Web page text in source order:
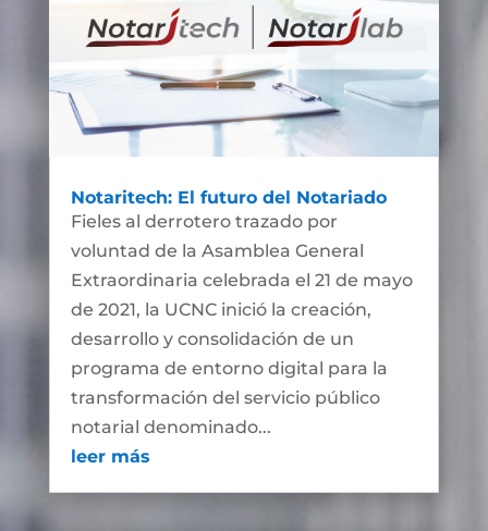
Notaritech: El futuro del Notariado
Fieles al derrotero trazado por
voluntad de la Asamblea General
Extraordinaria celebrada el 21 de mayo
de 2021, la UCNC inició la creación,
desarrollo y consolidación de un
programa de entorno digital para la
transformación del servicio público
notarial denominado...
leer más